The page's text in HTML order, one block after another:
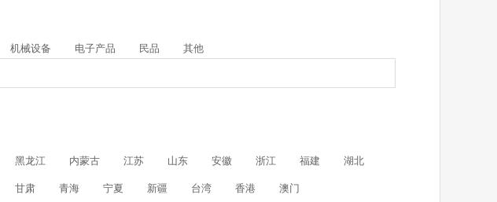
机械设备 电子产品 民品 其他
黑龙江 内蒙古 江苏 山东 安徽 浙江 福建 湖北
甘肃 青海 宁夏 新疆 台湾 香港 澳门